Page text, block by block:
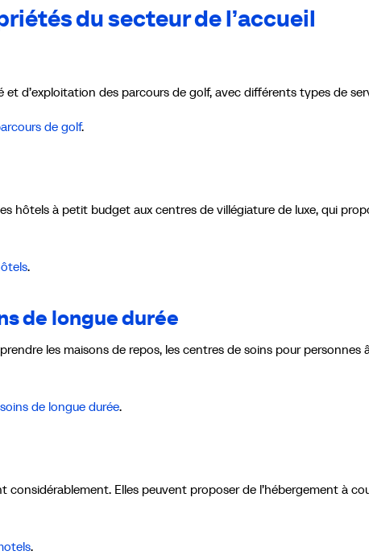
du secteur de l’accueil
d’exploitation des parcours de golf, avec différents types de
de golf.
hôtels à petit budget aux centres de villégiature de luxe, qui
.
de longue durée
les maisons de repos, les centres de soins pour personnes
de longue durée.
considérablement. Elles peuvent proposer de l’hébergement à
.